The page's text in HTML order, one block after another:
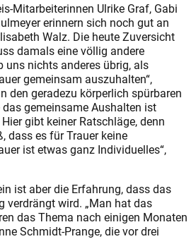
Mitarbeiterinnen Ulrike Graf, Gabi
erinnern sich noch gut an
Walz. Die heute Zuversicht
damals eine völlig andere
uns nichts anderes übrig, als
gemeinsam auszuhalten“,
den geradezu körperlich spürbaren
gemeinsame Aushalten ist
gibt keiner Ratschläge, denn
dass es für Trauer keine
ist etwas ganz Individuelles“,
ist aber die Erfahrung, dass das
verdrängt wird. „Man hat das
das Thema nach einigen Monaten
Schmidt-Prange, die vor drei